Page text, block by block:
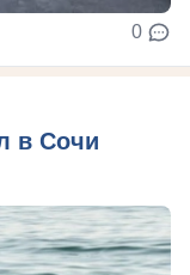
0
в Сочи